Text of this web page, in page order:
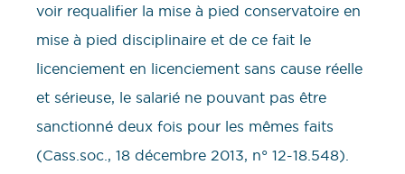
voir requalifier la mise à pied conservatoire en
mise à pied disciplinaire et de ce fait le
licenciement en licenciement sans cause réelle
et sérieuse, le salarié ne pouvant pas être
sanctionné deux fois pour les mêmes faits
(Cass.soc., 18 décembre 2013, n° 12-18.548).